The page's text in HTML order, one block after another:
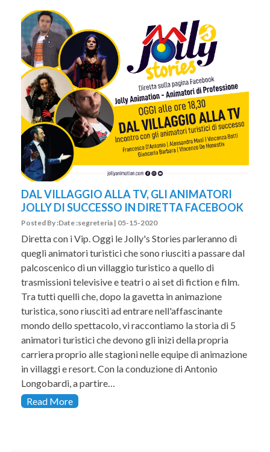
DAL VILLAGGIO ALLA TV, GLI ANIMATORI
JOLLY DI SUCCESSO IN DIRETTA FACEBOOK
Posted By :Date :segreteria | 05-15-2020
Diretta con i Vip. Oggi le Jolly's Stories parleranno di
quegli animatori turistici che sono riusciti a passare dal
palcoscenico di un villaggio turistico a quello di
trasmissioni televisive e teatri o ai set di fiction e film.
Tra tutti quelli che, dopo la gavetta in animazione
turistica, sono riusciti ad entrare nell'affascinante
mondo dello spettacolo, vi raccontiamo la storia di 5
animatori turistici che devono gli inizi della propria
carriera proprio alle stagioni nelle equipe di animazione
in villaggi e resort. Con la conduzione di Antonio
Longobardi, a partire…
Read More